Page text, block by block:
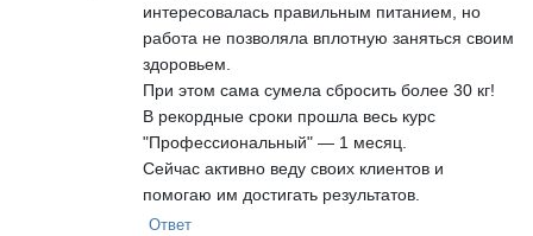
интересовалась правильным питанием, но
работа не позволяла вплотную заняться своим
здоровьем.
При этом сама сумела сбросить более 30 кг!
В рекордные сроки прошла весь курс
"Профессиональный" — 1 месяц.
Сейчас активно веду своих клиентов и
помогаю им достигать результатов.
Ответ